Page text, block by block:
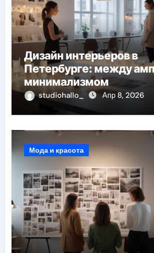
Дизайн интерьеров в
Петербурге: между
минимализмом
studiohallo_ Апр 8, 2026
Мода и красота